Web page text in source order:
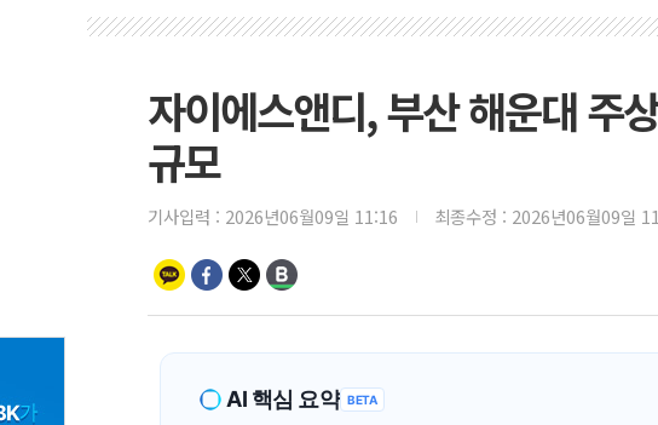
자이에스앤디, 부산 해운대 주
규모
기사입력 : 2026년06월09일 11:16 최종수정 : 2026년06월09일
AI 핵심 요약 BETA